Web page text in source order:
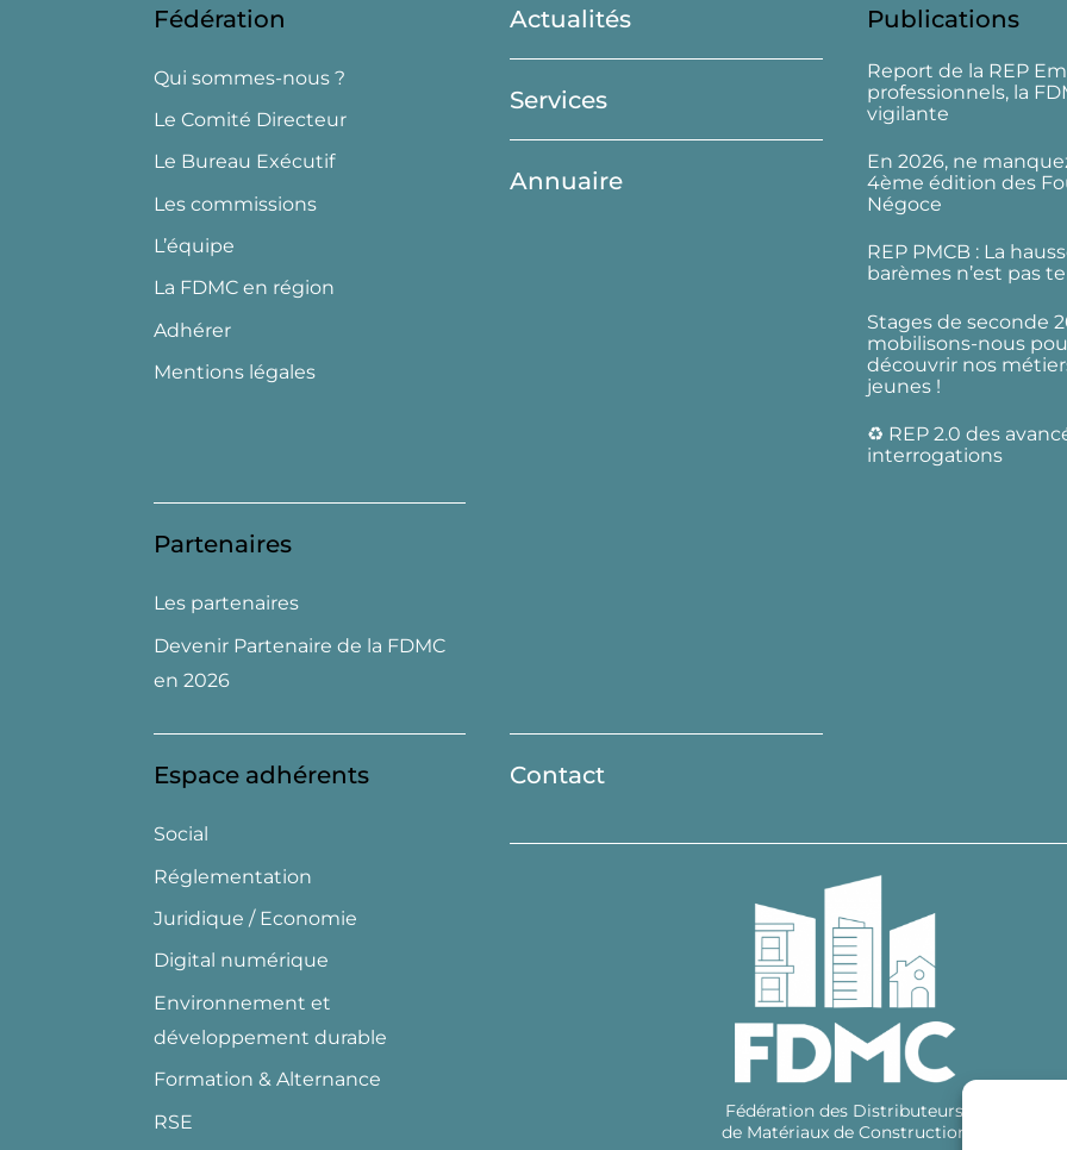
Top
Fédération
Qui sommes-nous ?
Le Comité Directeur
Le Bureau Exécutif
Les commissions
L’équipe
La FDMC en région
Adhérer
Mentions légales
Actualités
Services
Annuaire
Publications
Report de la REP
professionnels, la
vigilante
En 2026, ne
4ème édition des
Négoce
REP PMCB : La
barèmes n’est pas
Stages de seconde
mobilisons-nous
découvrir nos
jeunes !
♻️ REP 2.0 des
interrogations
Partenaires
Les partenaires
Devenir Partenaire de la FDMC
en 2026
Espace adhérents
Social
Réglementation
Juridique / Economie
Digital numérique
Environnement et
développement durable
Formation & Alternance
RSE
Contact
Fédération des Distributeurs
de Matériaux de Construction